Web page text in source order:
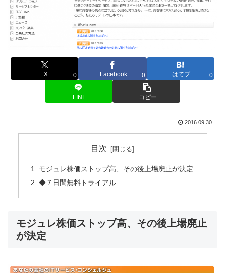
X 0 Facebook 0 はてブ 0
LINE コピー
2016.09.30
目次
モジュレ株価ストップ高、その後上場廃止が決定
◆７日間無料トライアル
モジュレ株価ストップ高、その後上場廃止
が決定